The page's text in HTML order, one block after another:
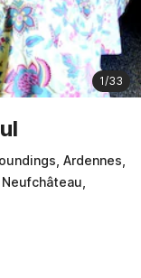
1/33
Ardennes,